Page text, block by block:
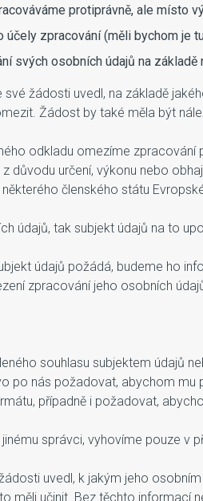
protiprávně, ale místo
zpracování (měli bychom je
svých osobních údajů na
žádosti uvedl, na základě
Žádost by také měla být
odkladu omezíme
důvodu určení, výkonu nebo
členského státu
údajů, tak subjekt údajů na to
údajů požádá, budeme ho
zpracování jeho osobních
souhlasu subjektem údajů
po nás požadovat, abychom
případně i požadovat,
správci, vyhovíme pouze v
uvedl, k jakým jeho
měli učinit. Bez těchto informací